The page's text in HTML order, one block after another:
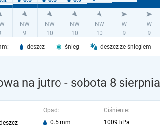
deszcz śnieg deszcz ze śniegiem
na jutro - sobota 8 sierpnia
Opad:
0.5 mm
Ciśnienie:
1009 hPa